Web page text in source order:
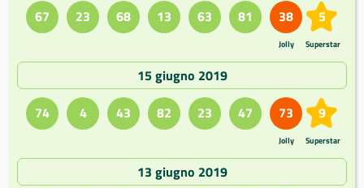
67 23 68 13 63 81 38
Jolly
5
Superstar
15 giugno 2019
74
4 43 82 23 47 73
Jolly
9
Superstar
13 giugno 2019